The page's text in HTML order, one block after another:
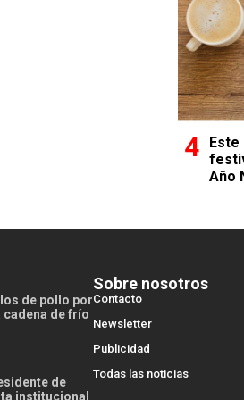
Este
Año
de pollo por
de frío
de
institucional
Sobre nosotros
Contacto
Newsletter
Publicidad
Todas las noticias